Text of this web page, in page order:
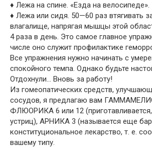
♦ Лежа на спине. «Езда на велосипеде».
♦ Лежа или сидя. 50—60 раз втягивать
влагалище, напрягая мышцы этой
4 раза в день. Это самое главное
числе оно служит профилактике
Все упражнения нужно начинать с
спокойного темпа. Однако будьте
Отдохнули… Вновь за работу!
Из гомеопатических средств,
сосудов, я предлагаю вам
ФЛЮОРИКА 6 или 12 (приготавливается,
устриц), АРНИКА 3 (называется еще
конституциональное лекарство, т. е.
вашему типу.